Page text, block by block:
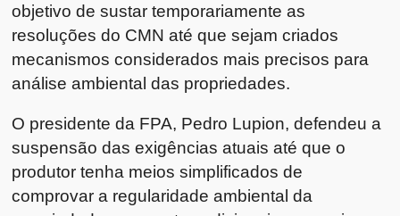
objetivo de sustar temporariamente as
resoluções do CMN até que sejam criados
mecanismos considerados mais precisos para
análise ambiental das propriedades.
O presidente da FPA, Pedro Lupion, defendeu a
suspensão das exigências atuais até que o
produtor tenha meios simplificados de
comprovar a regularidade ambiental da